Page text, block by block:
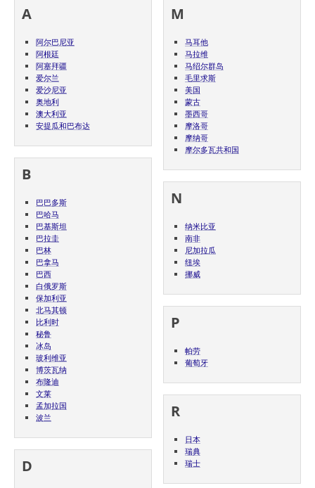
A
阿尔巴尼亚
阿根廷
阿塞拜疆
爱尔兰
爱沙尼亚
奥地利
澳大利亚
安提瓜和巴布达
B
巴巴多斯
巴哈马
巴基斯坦
巴拉圭
巴林
巴拿马
巴西
白俄罗斯
保加利亚
北马其顿
比利时
秘鲁
冰岛
玻利维亚
博茨瓦纳
布隆迪
文莱
孟加拉国
波兰
D
M
马耳他
马拉维
马绍尔群岛
毛里求斯
美国
蒙古
墨西哥
摩洛哥
摩纳哥
摩尔多瓦共和国
N
纳米比亚
南非
尼加拉瓜
纽埃
挪威
P
帕劳
葡萄牙
R
日本
瑞典
瑞士